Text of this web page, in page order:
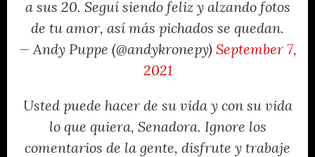
a sus 20. Seguí siendo feliz y alzando fotos
de tu amor, así más pichados se quedan.
— Andy Puppe (@andykronepy) September 7,
2021
Usted puede hacer de su vida y con su vida
lo que quiera, Senadora. Ignore los
comentarios de la gente, disfrute y trabaje